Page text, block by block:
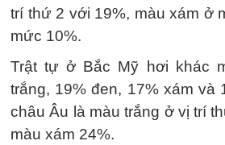
trí thứ 2 với 19%, màu xám ở
mức 10%.
Trật tự ở Bắc Mỹ hơi khác
trắng, 19% đen, 17% xám và
châu Âu là màu trắng ở vị trí
màu xám 24%.